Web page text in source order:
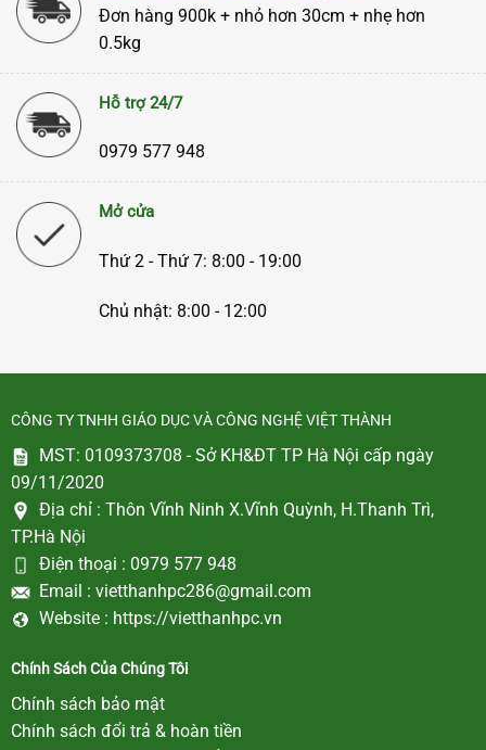
Đơn hàng 900k + nhỏ hơn 30cm + nhẹ hơn
0.5kg
Hỗ trợ 24/7
0979 577 948
Mở cửa
Thứ 2 - Thứ 7: 8:00 - 19:00
Chủ nhật: 8:00 - 12:00
CÔNG TY TNHH GIÁO DỤC VÀ CÔNG NGHỆ VIỆT THÀNH
MST: 0109373708 - Sở KH&ĐT TP Hà Nội cấp ngày
09/11/2020
Địa chỉ : Thôn Vĩnh Ninh X.Vĩnh Quỳnh, H.Thanh Trì,
TP.Hà Nội
Điện thoại : 0979 577 948
Email : vietthanhpc286@gmail.com
Website : https://vietthanhpc.vn
Chính Sách Của Chúng Tôi
Chính sách bảo mật
Chính sách đổi trả & hoàn tiền